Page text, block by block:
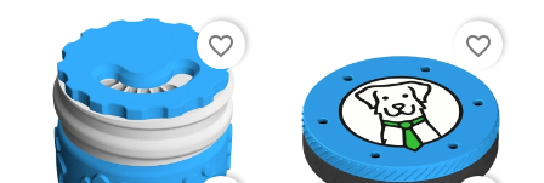
favorite_border favorite_border